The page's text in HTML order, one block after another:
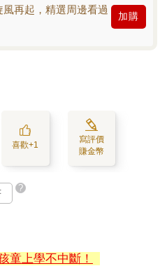
再起，精選周邊看過
加購
喜歡+1
寫評價
賺金幣
?
童上學不中斷！